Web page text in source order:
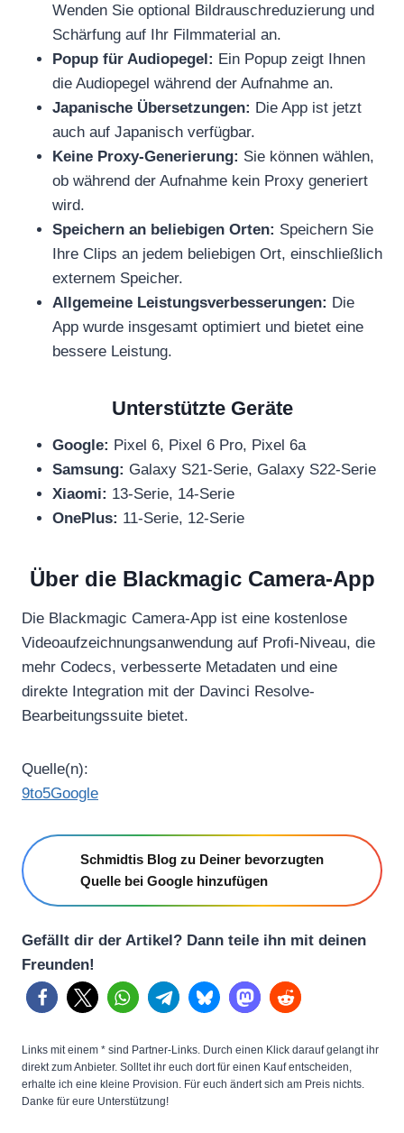
Wenden Sie optional Bildrauschreduzierung und
Schärfung auf Ihr Filmmaterial an.
Popup für Audiopegel: Ein Popup zeigt Ihnen
die Audiopegel während der Aufnahme an.
Japanische Übersetzungen: Die App ist jetzt
auch auf Japanisch verfügbar.
Keine Proxy-Generierung: Sie können wählen,
ob während der Aufnahme kein Proxy generiert
wird.
Speichern an beliebigen Orten: Speichern Sie
Ihre Clips an jedem beliebigen Ort, einschließlich
externem Speicher.
Allgemeine Leistungsverbesserungen: Die
App wurde insgesamt optimiert und bietet eine
bessere Leistung.
Unterstützte Geräte
Google: Pixel 6, Pixel 6 Pro, Pixel 6a
Samsung: Galaxy S21-Serie, Galaxy S22-Serie
Xiaomi: 13-Serie, 14-Serie
OnePlus: 11-Serie, 12-Serie
Über die Blackmagic Camera-App
Die Blackmagic Camera-App ist eine kostenlose
Videoaufzeichnungsanwendung auf Profi-Niveau, die
mehr Codecs, verbesserte Metadaten und eine
direkte Integration mit der Davinci Resolve-
Bearbeitungssuite bietet.
Quelle(n):
9to5Google
Schmidtis Blog zu Deiner bevorzugten
Quelle bei Google hinzufügen
Gefällt dir der Artikel? Dann teile ihn mit deinen
Freunden!
Links mit einem * sind Partner-Links. Durch einen Klick darauf gelangt ihr
direkt zum Anbieter. Solltet ihr euch dort für einen Kauf entscheiden,
erhalte ich eine kleine Provision. Für euch ändert sich am Preis nichts.
Danke für eure Unterstützung!